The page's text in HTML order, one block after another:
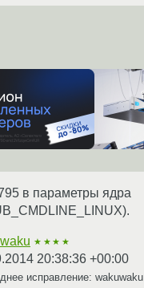
в параметры ядра
★★★★
20:38:36 +00:00
исправление: wakuwaku